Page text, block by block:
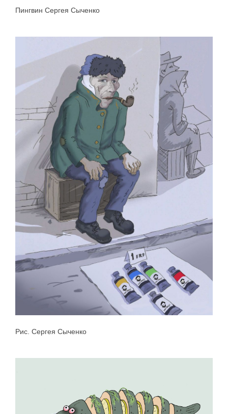
Пингвин Сергея Сыченко
Рис. Сергея Сыченко